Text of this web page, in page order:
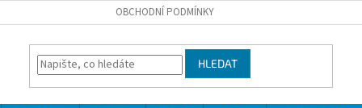
OBCHODNÍ PODMÍNKY
HLEDAT